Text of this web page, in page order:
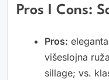
Pros I Cons:
Pros:
višeslojna
sillage; vs.